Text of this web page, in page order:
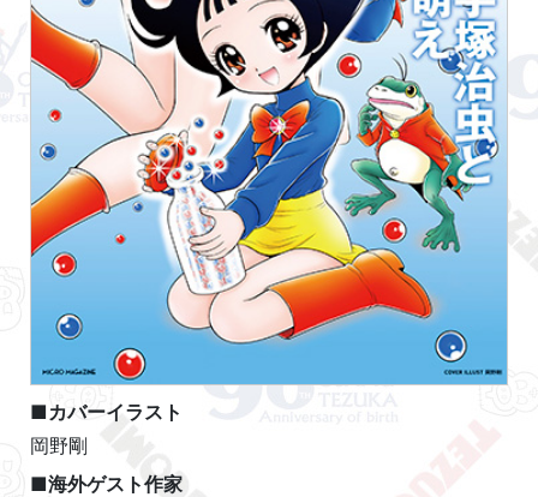
■カバーイラスト
岡野剛
■海外ゲスト作家